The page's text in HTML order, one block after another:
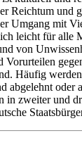
Reichtum und
Umgang mit
leicht für alle
von
Vorurteilen
Häufig
abgelehnt oder
in zweiter und